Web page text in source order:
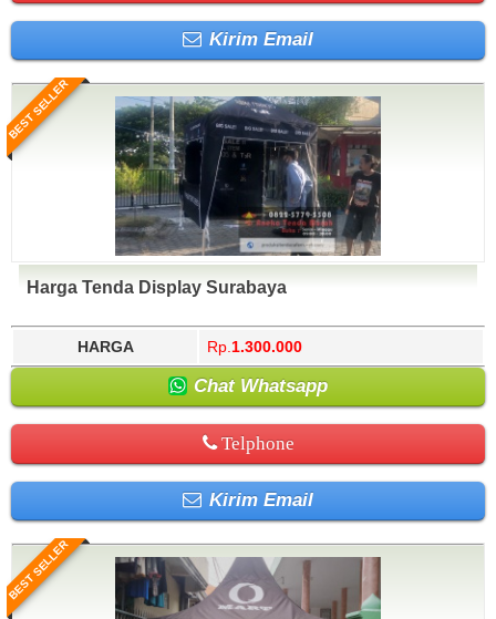
Kirim Email
BEST SELLER
Harga Tenda Display Surabaya
HARGA Rp. 1.300.000
Chat Whatsapp
Telphone
Kirim Email
BEST SELLER